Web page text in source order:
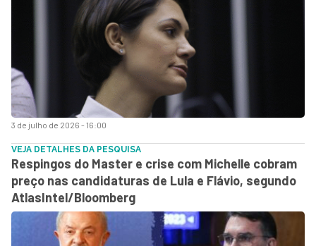
3 de julho de 2026 - 16:00
VEJA DETALHES DA PESQUISA
Respingos do Master e crise com Michelle cobram
preço nas candidaturas de Lula e Flávio, segundo
AtlasIntel/Bloomberg